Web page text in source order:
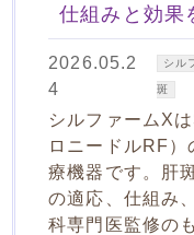
仕組みと効果
2026.05.2
4
シル
斑
シルファームX
ロニードルRF
療機器です。肝
の適応、仕組み
科専門医監修の